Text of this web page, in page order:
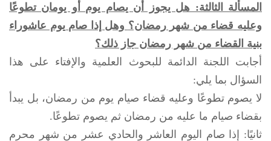
المسألة الثالثة: هل يجوز أن يصام يوم أو يومان تطوعًا
وعليه قضاء من شهر رمضان؟ وهل إذا صام يوم عاشوراء
بنية القضاء من شهر رمضان جاز ذلك؟
أجابت اللجنة الدائمة للبحوث العلمية والإفتاء على هذا
السؤال بما يلي:
لا يصوم تطوعًا وعليه قضاء صيام يوم من رمضان، بل يبدأ
بقضاء صيام ما عليه من رمضان ثم يصوم تطوعًا.
ثانيًا: إذا صام اليوم العاشر والحادي عشر من شهر محرم